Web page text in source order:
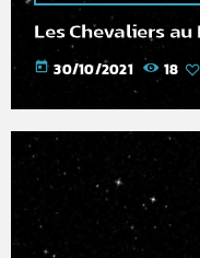
Les Chevaliers au
today 30/10/2021 18